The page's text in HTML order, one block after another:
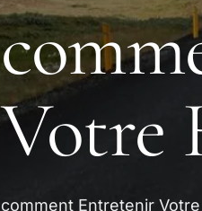
Votre
comment Entretenir